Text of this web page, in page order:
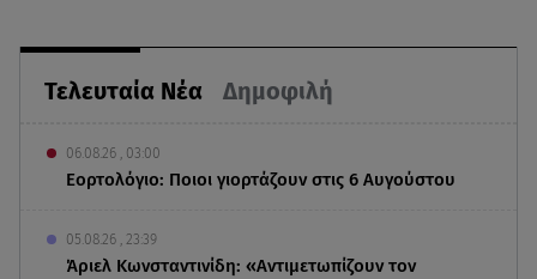
Τελευταία Νέα Δημοφιλή
06.08.26 , 03:00
Εορτολόγιο: Ποιοι γιορτάζουν στις 6 Αυγούστου
05.08.26 , 23:39
Άριελ Κωνσταντινίδη: «Αντιμετωπίζουν τον